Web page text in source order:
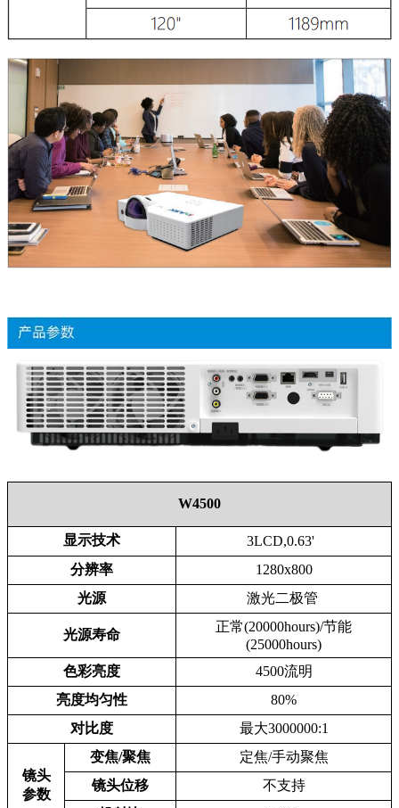
W4500
显示技术
3LCD,0.63'
分辨率
1280x800
光源
激光二极管
光源寿命
正常(20000hours)/节能
(25000hours)
色彩亮度
4500流明
亮度均匀性
80%
对比度
最大3000000:1
镜头
参数
变焦/聚焦
定焦/手动聚焦
镜头位移
不支持